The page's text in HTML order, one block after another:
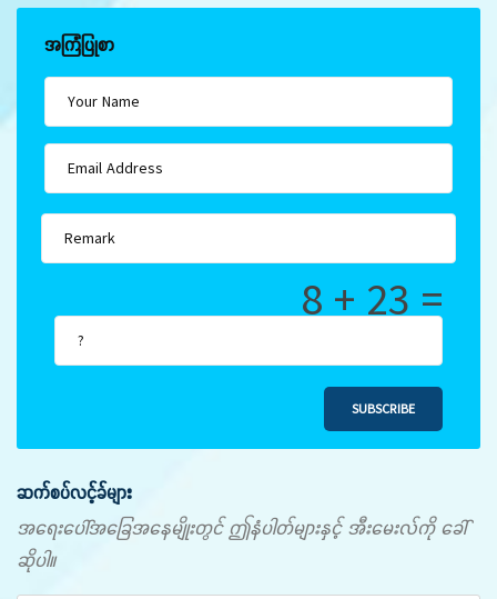
အကြံပြုစာ
8 + 23 =
SUBSCRIBE
ဆက်စပ်လင့်ခ်များ
အရေးပေါ်အခြေအနေမျိုးတွင် ဤနံပါတ်များနှင့် အီးမေးလ်ကို ခေါ်
ဆိုပါ။